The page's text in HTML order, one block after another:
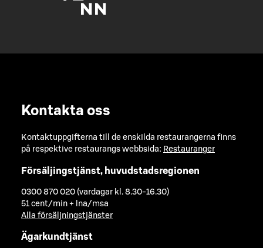
Kontakta oss
Kontaktuppgifterna till de enskilda restaurangerna finns
på respektive restaurangs webbsida: Restauranger
Försäljingstjänst, huvudstadsregionen
0300 870 020 (vardagar kl. 8.30-16.30)
51 cent/min + lna/msa
Alla försäljningstjänster
Ägarkundtjänst